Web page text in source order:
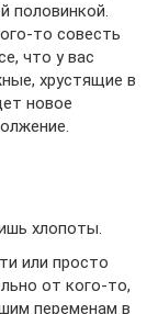
половинкой.
то совесть
что у вас
хрустящие в
новое
хлопоты.
или просто
от кого-то,
переменам в